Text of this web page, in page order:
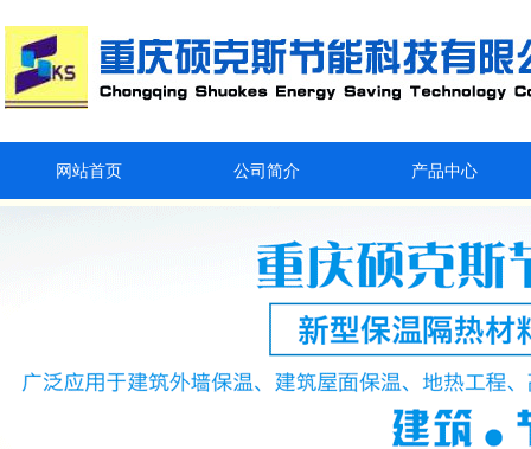
网站首页 公司简介 产品中心